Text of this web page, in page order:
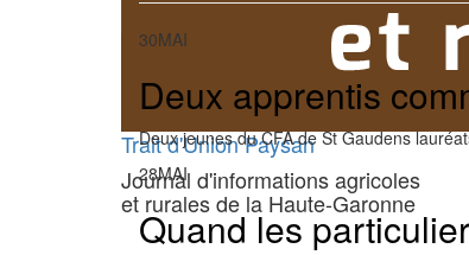
Trait d'Union Paysan
Journal d'informations agricoles
et rurales de la Haute-Garonne
30MAI
Deux apprentis
Deux jeunes du CFA de St Gaudens
28MAI
Quand les